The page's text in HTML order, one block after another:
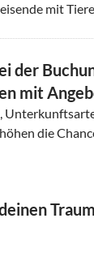
mit
der
mit
die